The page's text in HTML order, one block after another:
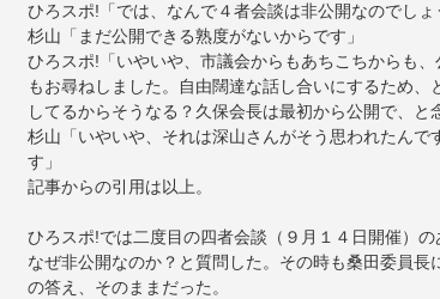
ひろスポ!「では、なんで４者会談は非公開なのでしょ
杉山「まだ公開できる熟度がないからです」
ひろスポ!「いやいや、市議会からもあちこちからも
もお尋ねしました。自由闊達な話し合いにするため、
してるからそうなる？久保会長は最初から公開で、と
杉山「いやいや、それは深山さんがそう思われたんで
す」
記事からの引用は以上。
ひろスポ!では二度目の四者会談（９月１４日開催）
なぜ非公開なのか？と質問した。その時も桑田委員
の答え、そのままだった。